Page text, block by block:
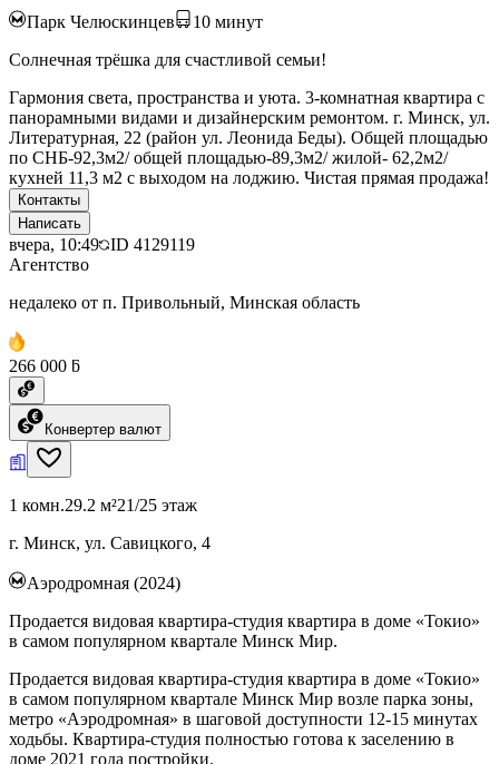
Парк Челюскинцев 10 минут
Солнечная трёшка для счастливой семьи!
Гармония света, пространства и уюта. 3-комнатная квартира с
панорамными видами и дизайнерским ремонтом. г. Минск, ул.
Литературная, 22 (район ул. Леонида Беды). Общей площадью
по СНБ-92,3м2/ общей площадью-89,3м2/ жилой- 62,2м2/
кухней 11,3 м2 с выходом на лоджию. Чистая прямая продажа!
Контакты
Написать
вчера, 10:49 ID 4129119
Агентство
недалеко от п. Привольный, Минская область
266 000 ƃ
Конвертер валют
1 комн.29.2 м²21/25 этаж
г. Минск, ул. Савицкого, 4
Аэродромная (2024)
Продается видовая квартира-студия квартира в доме «Токио»
в самом популярном квартале Минск Мир.
Продается видовая квартира-студия квартира в доме «Токио»
в самом популярном квартале Минск Мир возле парка зоны,
метро «Аэродромная» в шаговой доступности 12-15 минутах
ходьбы. Квартира-студия полностью готова к заселению в
доме 2021 года постройки.